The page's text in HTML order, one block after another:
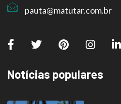
pauta@matutar.com.br
Notícias populares